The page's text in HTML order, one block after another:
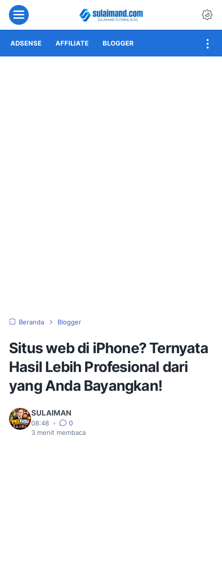
Menu
ADSENSE AFFILIATE BLOGGER
Beranda Blogger
Situs web di iPhone? Ternyata
Hasil Lebih Profesional dari
yang Anda Bayangkan!
SULAIMAN
08:48 •
0
3 menit membaca